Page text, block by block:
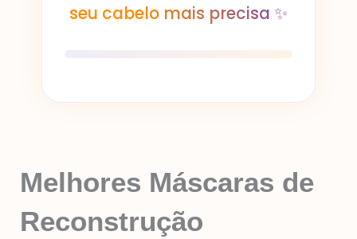
seu cabelo mais precisa ✨
Melhores Máscaras de
Reconstrução